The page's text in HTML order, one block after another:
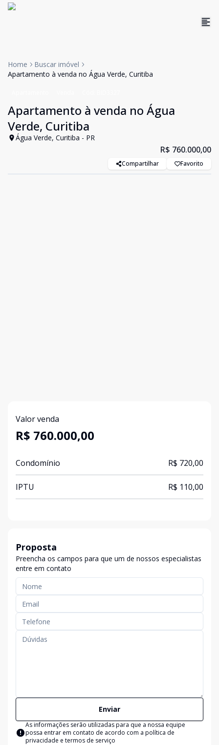
Home
Buscar imóvel
Apartamento à venda no Água Verde, Curitiba
Apartamento à venda no Água
Verde, Curitiba
Água Verde, Curitiba - PR
R$ 760.000,00
Compartilhar Favorito
Valor venda
R$ 760.000,00
Condomínio R$ 720,00
IPTU R$ 110,00
Proposta
Preencha os campos para que um de nossos especialistas
entre em contato
Enviar
As informações serão utilizadas para que a nossa equipe
possa entrar em contato de acordo com a política de
privacidade e termos de serviço